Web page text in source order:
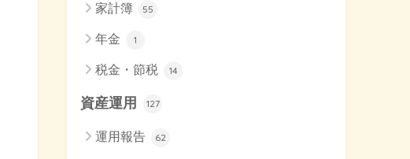
家計簿 55
年金 1
税金・節税 14
資産運用 127
運用報告 62